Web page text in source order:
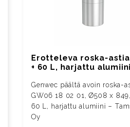
Erotteleva roska-
+ 60 L, harjattu alumiini
Genwec päältä avoin roska-
GW06 18 02 01, Ø508 x
60 L, harjattu alumiini –
Oy